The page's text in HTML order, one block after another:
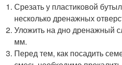
Срезать у пластиковой
несколько дренажных
Уложить на дно дренажный
мм.
Перед тем, как посадить